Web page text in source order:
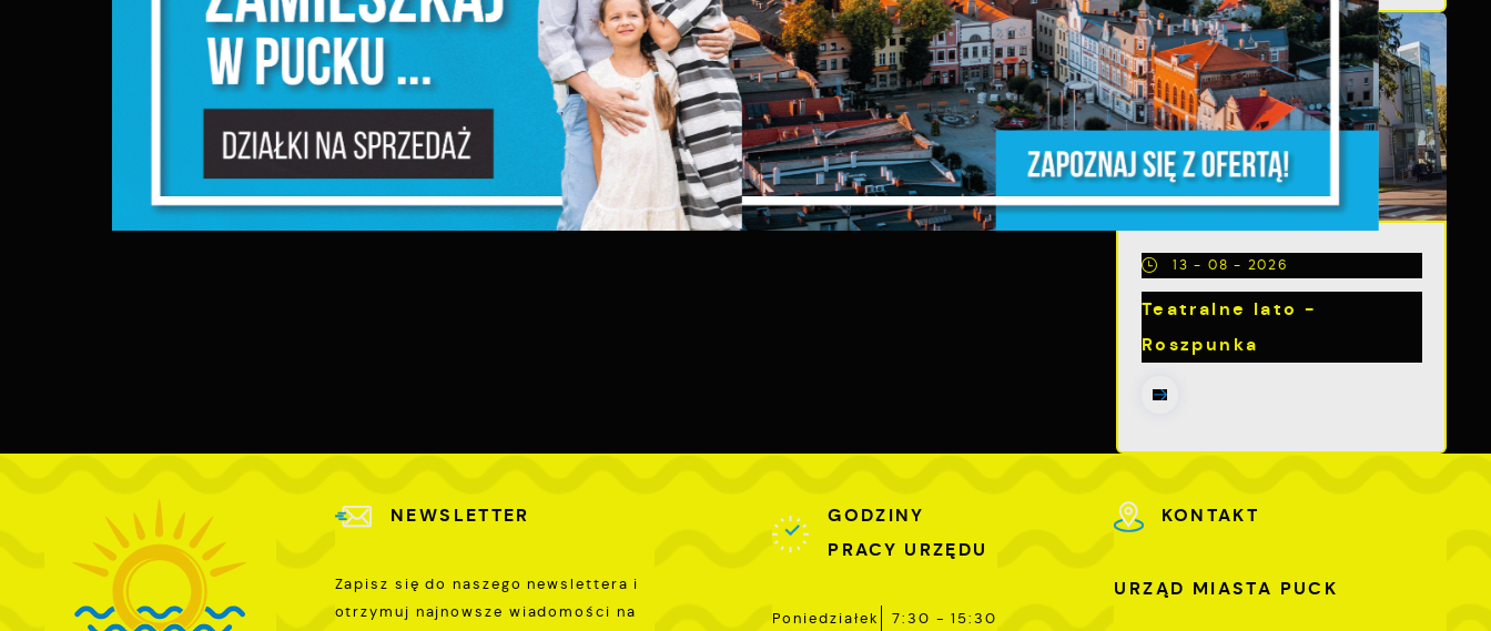
13 - 08 - 2026
Teatralne lato -
Roszpunka
NEWSLETTER
Zapisz się do naszego newslettera i
otrzymuj najnowsze wiadomości na
GODZINY
PRACY URZĘDU
Poniedziałek 7:30 - 15:30
KONTAKT
URZĄD MIASTA PUCK
Niezbędne
Niezbędne pliki cookies służą do prawidłowego funkcjonowania
strony internetowej i umożliwiają Ci komfortowe korzystanie z
oferowanych przez nas usług.
Pliki cookies odpowiadają na podejmowane przez Ciebie działania
w celu m.in. dostosowania Twoich ustawień preferencji
prywatności, logowania czy wypełniania formularzy. Dzięki plikom
cookies strona, z której korzystasz, może działać bez zakłóceń.
Funkcjonalne i personalizacyjne
Analityczne pliki cookies pomagają nam rozwijać się i
Cookies analityczne pozwalają na uzyskanie informacji w zakresie
wykorzystywania witryny internetowej, miejsca oraz
Więcej
ZAPISZ WYBRANE